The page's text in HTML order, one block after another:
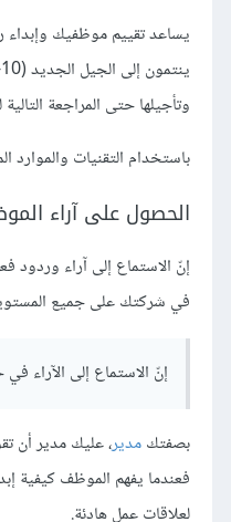
وتأجيلها حتى المراجعة التالية
باستخدام التقنيات والموارد
الحصول على آراء
إنّ الاستماع إلى آراء
في شركتك على جميع
إنّ الاستماع إلى الآراء
بصفتكمدير، عليك مدير أن
فعندما يفهم الموظف كيفية
لعلاقات عمل هادئة.